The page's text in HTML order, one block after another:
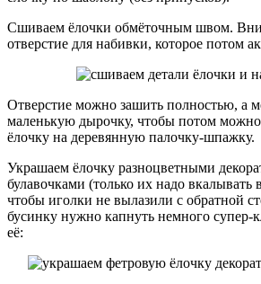
Сшиваем ёлочки обмёточным швом.
отверстие для набивки, которое потом
Отверстие можно зашить полностью, а
маленькую дырочку, чтобы потом
ёлочку на деревянную палочку-шпажку.
Украшаем ёлочку разноцветными
булавочками (только их надо вкалывать
чтобы иголки не вылазили с обратной
бусинку нужно капнуть немного супер-
её: